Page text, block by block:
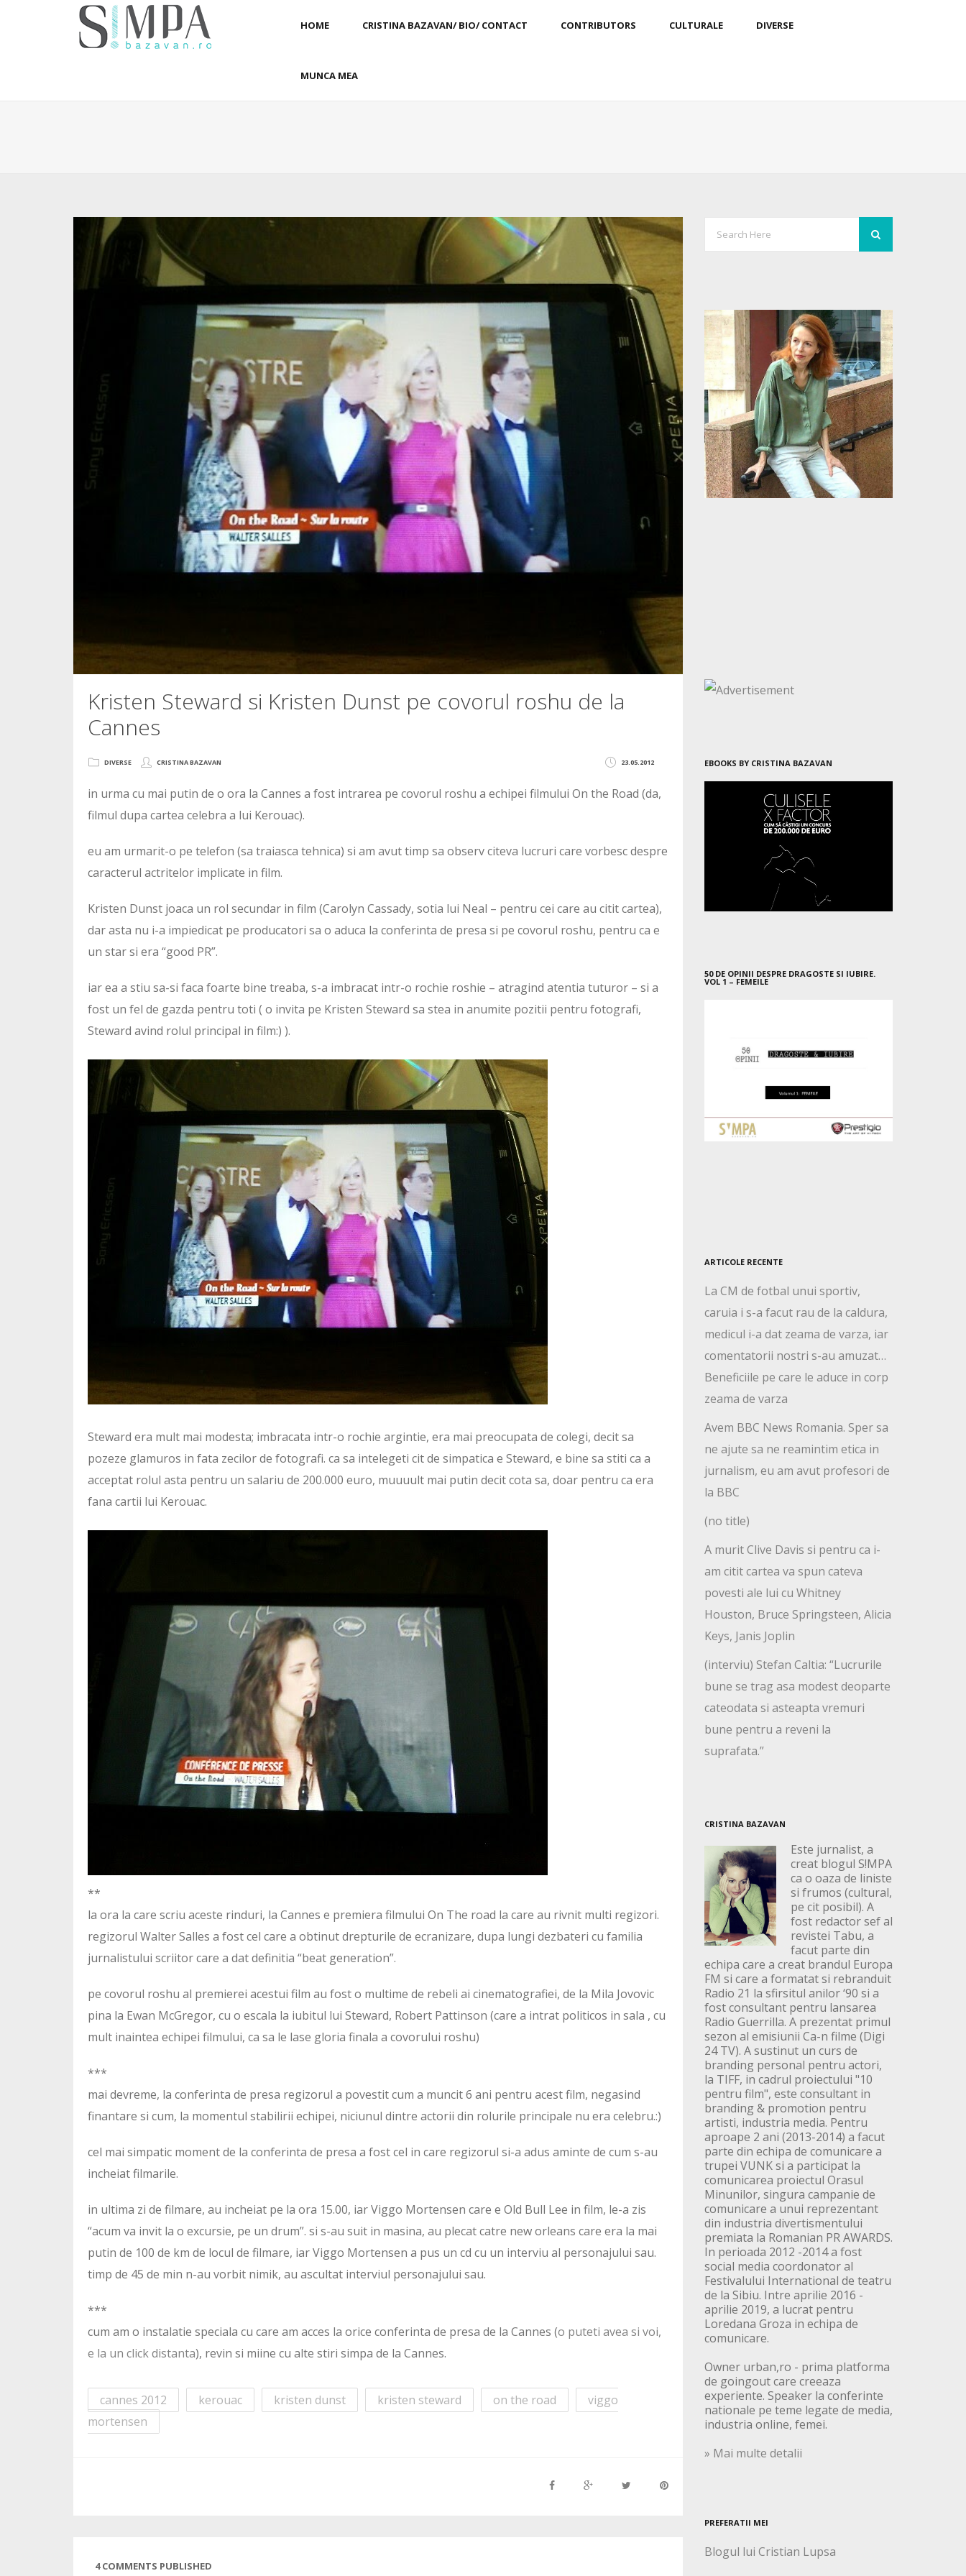
HOME CRISTINA BAZAVAN/ BIO/ CONTACT CONTRIBUTORS CULTURALE DIVERSE
MUNCA MEA
Kristen Steward si Kristen Dunst pe covorul roshu de la
Cannes
23.05.2012
DIVERSE CRISTINA BAZAVAN
in urma cu mai putin de o ora la Cannes a fost intrarea pe covorul roshu a echipei filmului On the Road (da,
filmul dupa cartea celebra a lui Kerouac).
eu am urmarit-o pe telefon (sa traiasca tehnica) si am avut timp sa observ citeva lucruri care vorbesc despre
caracterul actritelor implicate in film.
Kristen Dunst joaca un rol secundar in film (Carolyn Cassady, sotia lui Neal – pentru cei care au citit cartea),
dar asta nu i-a impiedicat pe producatori sa o aduca la conferinta de presa si pe covorul roshu, pentru ca e
un star si era “good PR”.
iar ea a stiu sa-si faca foarte bine treaba, s-a imbracat intr-o rochie roshie – atragind atentia tuturor – si a
fost un fel de gazda pentru toti ( o invita pe Kristen Steward sa stea in anumite pozitii pentru fotografi,
Steward avind rolul principal in film:) ).
Steward era mult mai modesta; imbracata intr-o rochie argintie, era mai preocupata de colegi, decit sa
pozeze glamuros in fata zecilor de fotografi. ca sa intelegeti cit de simpatica e Steward, e bine sa stiti ca a
acceptat rolul asta pentru un salariu de 200.000 euro, muuuult mai putin decit cota sa, doar pentru ca era
fana cartii lui Kerouac.
**
la ora la care scriu aceste rinduri, la Cannes e premiera filmului On The road la care au rivnit multi regizori.
regizorul Walter Salles a fost cel care a obtinut drepturile de ecranizare, dupa lungi dezbateri cu familia
jurnalistului scriitor care a dat definitia “beat generation”.
pe covorul roshu al premierei acestui film au fost o multime de rebeli ai cinematografiei, de la Mila Jovovic
pina la Ewan McGregor, cu o escala la iubitul lui Steward, Robert Pattinson (care a intrat politicos in sala , cu
mult inaintea echipei filmului, ca sa le lase gloria finala a covorului roshu)
***
mai devreme, la conferinta de presa regizorul a povestit cum a muncit 6 ani pentru acest film, negasind
finantare si cum, la momentul stabilirii echipei, niciunul dintre actorii din rolurile principale nu era celebru.:)
cel mai simpatic moment de la conferinta de presa a fost cel in care regizorul si-a adus aminte de cum s-au
incheiat filmarile.
in ultima zi de filmare, au incheiat pe la ora 15.00, iar Viggo Mortensen care e Old Bull Lee in film, le-a zis
“acum va invit la o excursie, pe un drum”. si s-au suit in masina, au plecat catre new orleans care era la mai
putin de 100 de km de locul de filmare, iar Viggo Mortensen a pus un cd cu un interviu al personajului sau.
timp de 45 de min n-au vorbit nimik, au ascultat interviul personajului sau.
***
cum am o instalatie speciala cu care am acces la orice conferinta de presa de la Cannes (o puteti avea si voi,
e la un click distanta), revin si miine cu alte stiri simpa de la Cannes.
cannes 2012 kerouac kristen dunst kristen steward on the road
viggo
mortensen
4 COMMENTS PUBLISHED
EBOOKS BY CRISTINA BAZAVAN
50 DE OPINII DESPRE DRAGOSTE SI IUBIRE.
VOL 1 – FEMEILE
ARTICOLE RECENTE
La CM de fotbal unui sportiv,
caruia i s-a facut rau de la caldura,
medicul i-a dat zeama de varza, iar
comentatorii nostri s-au amuzat…
Beneficiile pe care le aduce in corp
zeama de varza
Avem BBC News Romania. Sper sa
ne ajute sa ne reamintim etica in
jurnalism, eu am avut profesori de
la BBC
(no title)
A murit Clive Davis si pentru ca i-
am citit cartea va spun cateva
povesti ale lui cu Whitney
Houston, Bruce Springsteen, Alicia
Keys, Janis Joplin
(interviu) Stefan Caltia: “Lucrurile
bune se trag asa modest deoparte
cateodata si asteapta vremuri
bune pentru a reveni la
suprafata.”
CRISTINA BAZAVAN
Este jurnalist, a
creat blogul S!MPA
ca o oaza de liniste
si frumos (cultural,
pe cit posibil). A
fost redactor sef al
revistei Tabu, a
facut parte din
echipa care a creat brandul Europa
FM si care a formatat si rebranduit
Radio 21 la sfirsitul anilor ‘90 si a
fost consultant pentru lansarea
Radio Guerrilla. A prezentat primul
sezon al emisiunii Ca-n filme (Digi
24 TV). A sustinut un curs de
branding personal pentru actori,
la TIFF, in cadrul proiectului "10
pentru film", este consultant in
branding & promotion pentru
artisti, industria media. Pentru
aproape 2 ani (2013-2014) a facut
parte din echipa de comunicare a
trupei VUNK si a participat la
comunicarea proiectul Orasul
Minunilor, singura campanie de
comunicare a unui reprezentant
din industria divertismentului
premiata la Romanian PR AWARDS.
In perioada 2012 -2014 a fost
social media coordonator al
Festivalului International de teatru
de la Sibiu. Intre aprilie 2016 -
aprilie 2019, a lucrat pentru
Loredana Groza in echipa de
comunicare.
Owner urban,ro - prima platforma
de goingout care creeaza
experiente. Speaker la conferinte
nationale pe teme legate de media,
industria online, femei.
» Mai multe detalii
PREFERATII MEI
Blogul lui Cristian Lupsa